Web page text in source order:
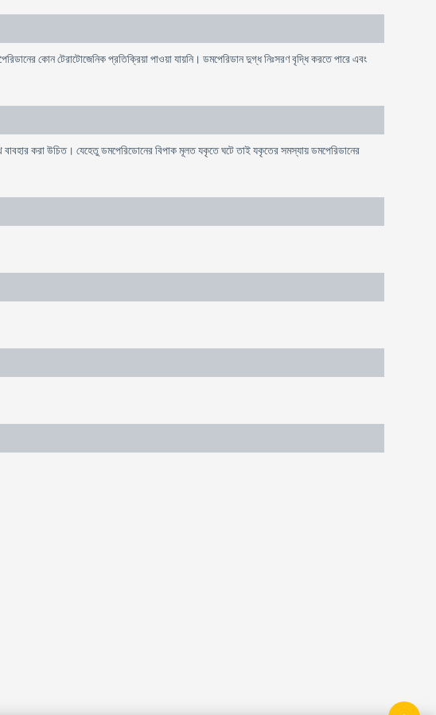
কোন টেরাটোজেনিক প্রতিক্রিয়া পাওয়া যায়নি। ডমপেরিডান দুগ্ধ নিঃসরণ বৃদ্ধি করতে পারে এবং
বাবহার করা উচিত। যেহেতু ডমপেরিডোনের বিপাক মূলত যকৃতে ঘটে তাই যকৃতের সমস্যায় ডমপেরিডানের